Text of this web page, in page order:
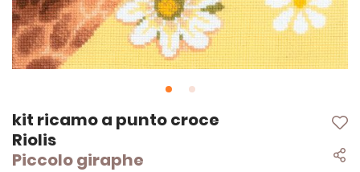
kit ricamo a punto croce
Riolis
Piccolo giraphe
Vai
all'inizio
della
galleria